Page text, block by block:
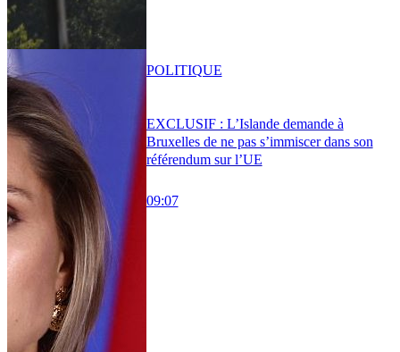
EXCLUSIF : L’Islande demande à
Bruxelles de ne pas s’immiscer dans son
référendum sur l’UE
09:07
POLITIQUE